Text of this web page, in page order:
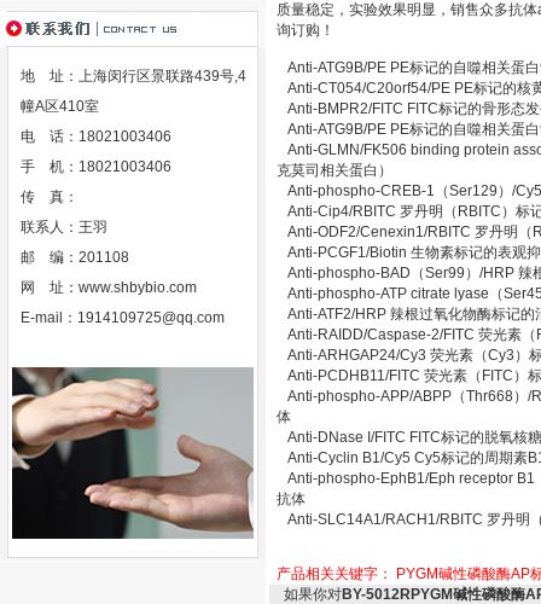
地 址：上海闵行区景联路439号,4
幢A区410室
电 话：18021003406
手 机：18021003406
传 真：
联系人：王羽
邮 编：201108
网 址： www.shbybio.com
E-mail： 1914109725@qq.com
质量稳定，实验效果明显，销售众多抗
询订购！
Anti-ATG9B/PE PE标记的自噬相关蛋
Anti-CT054/C20orf54/PE PE标记的
Anti-BMPR2/FITC FITC标记的骨形态
Anti-ATG9B/PE PE标记的自噬相关蛋
Anti-GLMN/FK506 binding protein
克莫司相关蛋白）
Anti-phospho-CREB-1（Ser129）/
Anti-Cip4/RBITC 罗丹明（RBITC）
Anti-ODF2/Cenexin1/RBITC 罗丹明
Anti-PCGF1/Biotin 生物素标记的表观
Anti-phospho-BAD（Ser99）/HRP
Anti-phospho-ATP citrate lyase（
Anti-ATF2/HRP 辣根过氧化物酶标记
Anti-RAIDD/Caspase-2/FITC 荧光素
Anti-ARHGAP24/Cy3 荧光素（Cy3）
Anti-PCDHB11/FITC 荧光素（FITC）
Anti-phospho-APP/ABPP（Thr668）/
体
Anti-DNase I/FITC FITC标记的脱氧核
Anti-Cyclin B1/Cy5 Cy5标记的周期素
Anti-phospho-EphB1/Eph receptor B1
抗体
Anti-SLC14A1/RACH1/RBITC 罗丹
产品相关关键字：
PYGM碱性磷酸酶AP
如果你对BY-5012RPYGM碱性磷酸酶